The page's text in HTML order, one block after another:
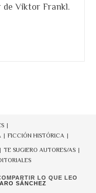
de Viktor Frankl.
FICCIÓN HISTÓRICA
TE SUGIERO AUTORES/AS
LO QUE LEO
SÁNCHEZ